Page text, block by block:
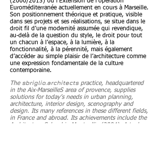
Euroméditerranée actuellement en cours à Marseille.
Son positionnement théorique et pratique, visible
dans ses projets et ses réalisations, se situe dans le
droit fil d’une modernité assumée qui revendique,
au-delà de la question du style, le droit pour tout
un chacun à l’espace, à la lumière, à la
fonctionnalité, à la pérennité, mais également
d’accéder au simple plaisir de l’architecture comme
une expression fondamentale de la culture
contemporaine.
The sbriglio.architectspractice, headquartered
in the Aix-MarseilleS area of provence, supplies
solutions for today’s needs in urban planning,
architecture, interior design, scenography and
design. Its many references in these different fields,
in France and abroad. Its achievements include the
Architecture School in Montpellier(2004), Arteplage